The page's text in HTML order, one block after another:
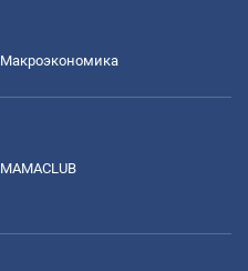
Mакроэкономика
MAMACLUB